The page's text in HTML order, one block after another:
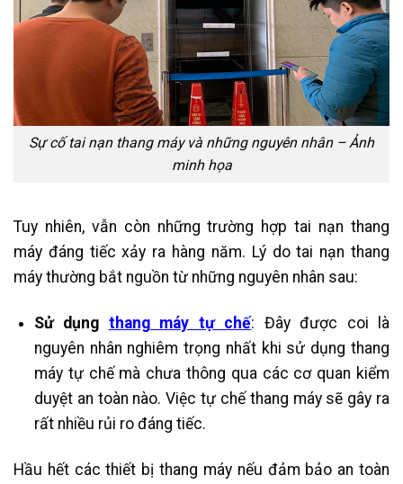
Sự cố tai nạn thang máy và những nguyên nhân – Ảnh
minh họa
Tuy nhiên, vẫn còn những trường hợp tai nạn thang
máy đáng tiếc xảy ra hàng năm. Lý do tai nạn thang
máy thường bắt nguồn từ những nguyên nhân sau:
Sử dụng thang máy tự chế: Đây được coi là
nguyên nhân nghiêm trọng nhất khi sử dụng thang
máy tự chế mà chưa thông qua các cơ quan kiểm
duyệt an toàn nào. Việc tự chế thang máy sẽ gây ra
rất nhiều rủi ro đáng tiếc.
Hầu hết các thiết bị thang máy nếu đảm bảo an toàn